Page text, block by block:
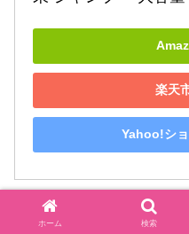
楽天
Yahoo!シ
ホーム 検索